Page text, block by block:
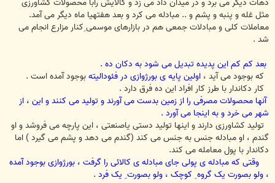
دهات دیگر می برد و در میدان داد می زد و کالایش رابا محصولات کشاورزی
مثل غله و پنبه و پشم و .. مبادله می کرد و بعد هفتهیا ماه دیگر می آمد.
معاملات کلی و مبادلات جمعی هم در بازارهای موسمی ِکنار مزارع انجام می
شد .
بعد کم کم این پدیده تبدیل می شود به دکان ده .
که بوجود می آید ، اولین پایه ی بورژوازی در فئودالیتهبوجود آمده است .
کار دکاندار با طرز کار افراد این ده فرق دارد .
آنها محصولات مصرفی را از زمین بدست می آورند و تولید می کنند و این ، از
شهر می خرد و به اینجا می آورد .
تولید کشاورزی دارند و اینها تولید دستی یاصنعتی ، این پارچه می فروشد و او
گندم ، او مبادله جنس به جنس می کند (گندم می دهد و پشم می گیرد ) اما
دکاندار با پول معامله می کند.
وقتی که مبادله ی پولی جای مبادله ی کالائی را گرفت ، بورژوازی بوجود آمده
، ولو بصورت یک گروه ِ کوچک ، ولو بصورت ِ یک فرد .